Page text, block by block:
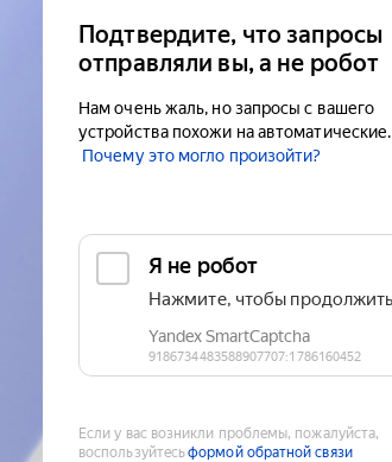
Подтвердите, что запросы
отправляли вы, а не робот
Нам очень жаль, но запросы с вашего
устройства похожи на автоматические.
Почему это могло произойти?
Если у вас возникли проблемы, пожалуйста,
воспользуйтесьформой обратной связи